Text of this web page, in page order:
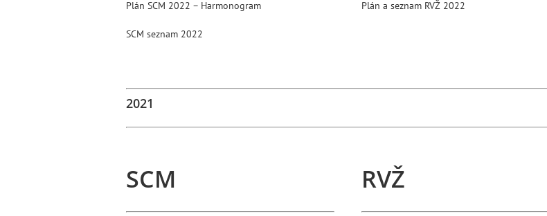
Plán SCM 2022 – Harmonogram
SCM seznam 2022
Plán a seznam RVŽ 2022
2021
SCM RVŽ